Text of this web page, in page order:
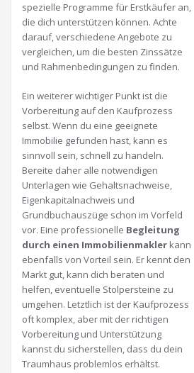
spezielle Programme für Erstkäufer an,
die dich unterstützen können. Achte
darauf, verschiedene Angebote zu
vergleichen, um die besten Zinssätze
und Rahmenbedingungen zu finden.
Ein weiterer wichtiger Punkt ist die
Vorbereitung auf den Kaufprozess
selbst. Wenn du eine geeignete
Immobilie gefunden hast, kann es
sinnvoll sein, schnell zu handeln.
Bereite daher alle notwendigen
Unterlagen wie Gehaltsnachweise,
Eigenkapitalnachweis und
Grundbuchauszüge schon im Vorfeld
vor. Eine professionelle Begleitung
durch einen Immobilienmakler kann
ebenfalls von Vorteil sein. Er kennt den
Markt gut, kann dich beraten und
helfen, eventuelle Stolpersteine zu
umgehen. Letztlich ist der Kaufprozess
oft komplex, aber mit der richtigen
Vorbereitung und Unterstützung
kannst du sicherstellen, dass du dein
Traumhaus problemlos erhältst.